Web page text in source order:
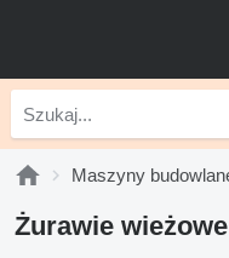
Maszyny
Żurawie